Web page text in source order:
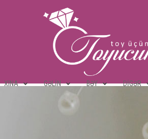
XINA GƏLIN BƏY DIGƏR